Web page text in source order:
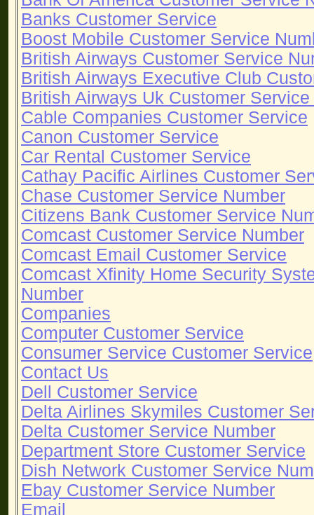
Banks Customer Service
Boost Mobile Customer Service
British Airways Customer Service
British Airways Executive Club
British Airways Uk Customer
Cable Companies Customer Service
Canon Customer Service
Car Rental Customer Service
Cathay Pacific Airlines Customer
Chase Customer Service Number
Citizens Bank Customer Service
Comcast Customer Service Number
Comcast Email Customer Service
Comcast Xfinity Home Security
Number
Companies
Computer Customer Service
Consumer Service Customer Service
Contact Us
Dell Customer Service
Delta Airlines Skymiles Customer
Delta Customer Service Number
Department Store Customer Service
Dish Network Customer Service
Ebay Customer Service Number
Email